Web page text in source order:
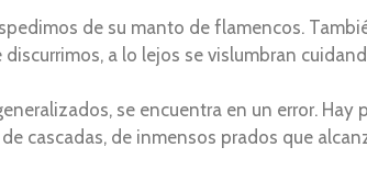
de su manto de flamencos.
a lo lejos se vislumbran
se encuentra en un error.
cascadas, de inmensos prados que